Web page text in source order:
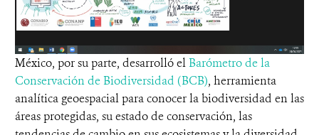
México, por su parte, desarrolló elBarómetro de la
Conservación de Biodiversidad (BCB), herramienta
analítica geoespacial para conocer la biodiversidad en las
áreas protegidas, su estado de conservación, las